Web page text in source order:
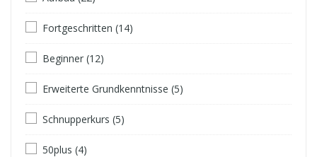
Fortgeschritten (14)
Beginner (12)
Erweiterte Grundkenntnisse (5)
Schnupperkurs (5)
50plus (4)